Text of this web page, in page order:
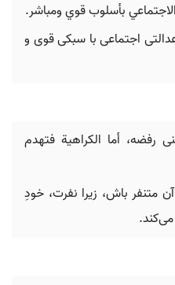
بأسلوب قوي ومباشر.
اجتماعی با سبکی قوی و
أما الكراهية فتهدم
متنفر باش، زیرا نفرت، خودِ